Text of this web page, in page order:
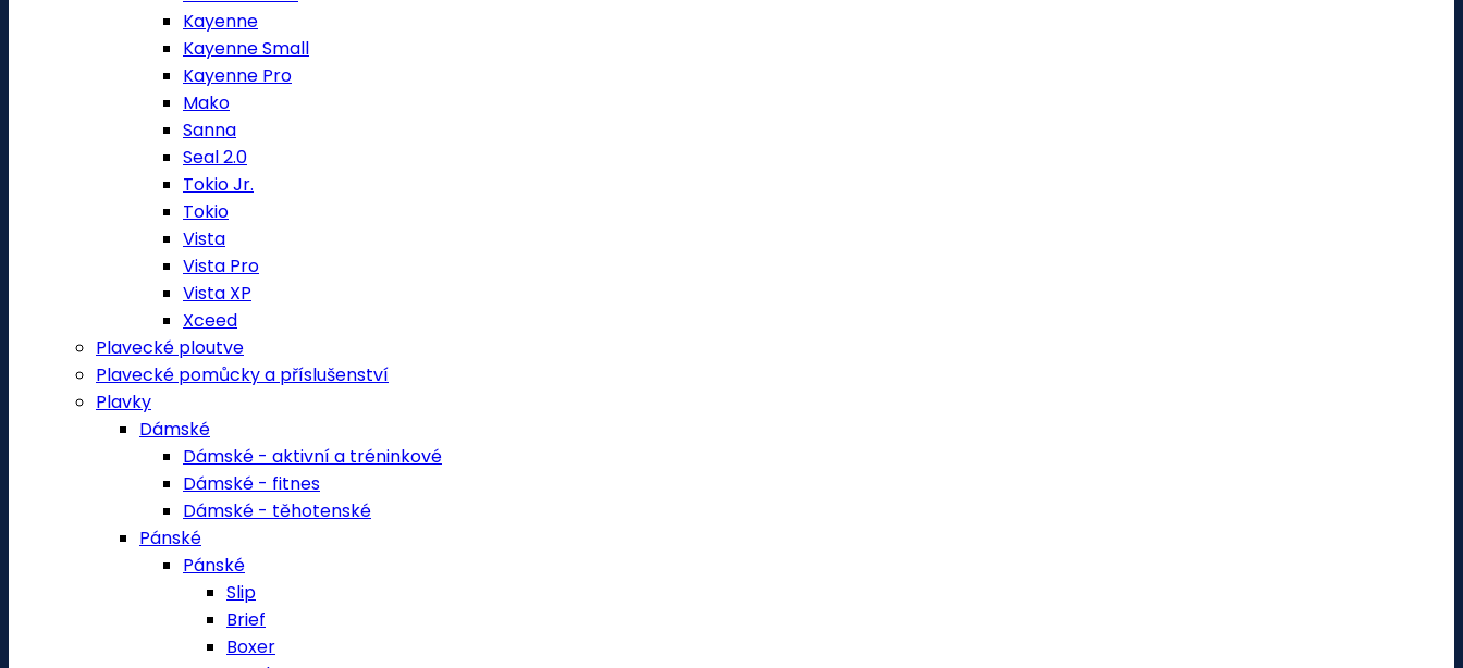
Kayenne
Kayenne Small
Kayenne Pro
Mako
Sanna
Seal 2.0
Tokio Jr.
Tokio
Vista
Vista Pro
Vista XP
Xceed
Plavecké ploutve
Plavecké pomůcky a příslušenství
Plavky
Dámské
Dámské - aktivní a tréninkové
Dámské - fitnes
Dámské - těhotenské
Pánské
Pánské
Slip
Brief
Boxer